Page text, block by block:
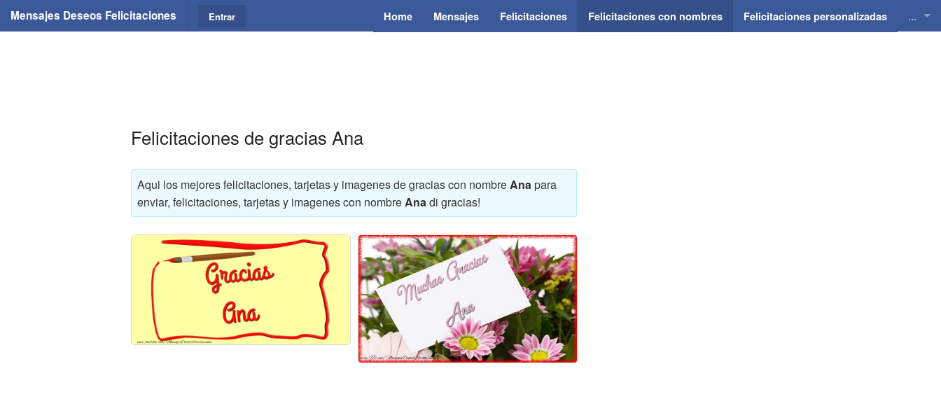
Mensajes Deseos Felicitaciones Home Mensajes Felicitaciones Felicitaciones con nombres Felicitaciones personalizadas ...
Entrar
Felicitaciones de gracias Ana
Aqui los mejores felicitaciones, tarjetas y imagenes de gracias con nombre Ana para
enviar, felicitaciones, tarjetas y imagenes con nombre Ana di gracias!